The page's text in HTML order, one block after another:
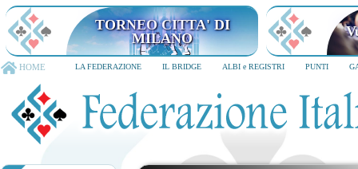
TORNEO CITTA' DI
MILANO
HOME LA FEDERAZIONE IL BRIDGE ALBI e REGISTRI PUNTI